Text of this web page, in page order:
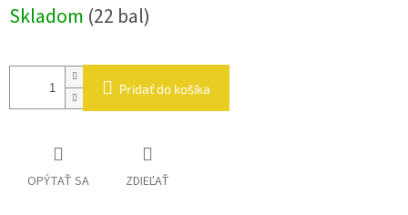
cena:
Skladom (22 bal)
Pridať do košíka
OPÝTAŤ SA ZDIEĽAŤ